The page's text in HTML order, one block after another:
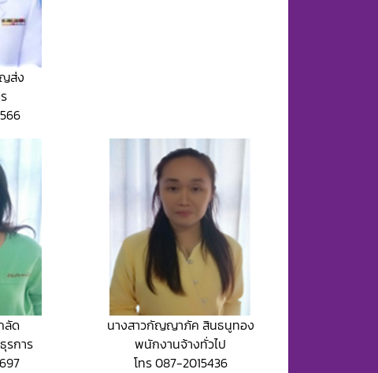
ส่ง
ลัด
รการ
นางสาวกัญญาภัค สินธนูทอง
พนักงานจ้างทั่วไป
โทร 087-2015436